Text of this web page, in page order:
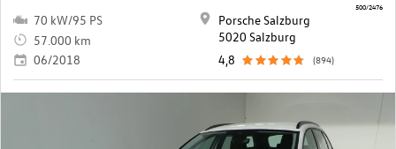
70 kW/95 PS
57.000 km
06/2018
Porsche Salzburg
5020 Salzburg
4,8
(894)
500/2476